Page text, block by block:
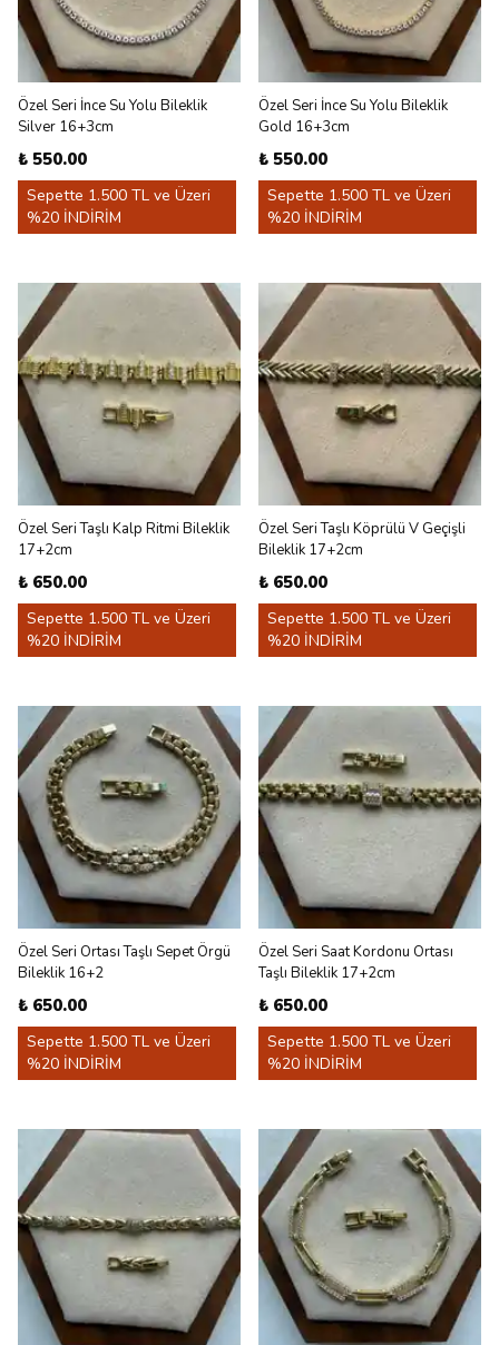
Özel Seri İnce Su Yolu Bileklik
Silver 16+3cm
₺ 550.00
Sepette 1.500 TL ve Üzeri
%20 İNDİRİM
Özel Seri İnce Su Yolu Bileklik
Gold 16+3cm
₺ 550.00
Sepette 1.500 TL ve Üzeri
%20 İNDİRİM
Özel Seri Taşlı Kalp Ritmi Bileklik
17+2cm
₺ 650.00
Sepette 1.500 TL ve Üzeri
%20 İNDİRİM
Özel Seri Taşlı Köprülü V Geçişli
Bileklik 17+2cm
₺ 650.00
Sepette 1.500 TL ve Üzeri
%20 İNDİRİM
Özel Seri Ortası Taşlı Sepet Örgü
Bileklik 16+2
₺ 650.00
Sepette 1.500 TL ve Üzeri
%20 İNDİRİM
Özel Seri Saat Kordonu Ortası
Taşlı Bileklik 17+2cm
₺ 650.00
Sepette 1.500 TL ve Üzeri
%20 İNDİRİM